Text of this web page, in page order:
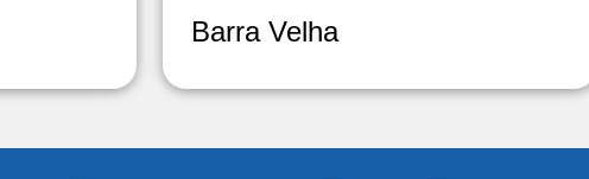
Barra Velha